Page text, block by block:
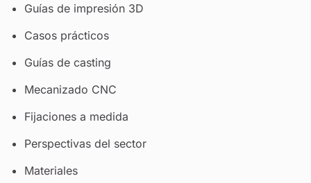
Guías de impresión 3D
Casos prácticos
Guías de casting
Mecanizado CNC
Fijaciones a medida
Perspectivas del sector
Materiales